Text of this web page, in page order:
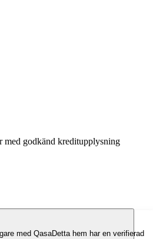
med godkänd kreditupplysning
med QasaDetta hem har en verifierad